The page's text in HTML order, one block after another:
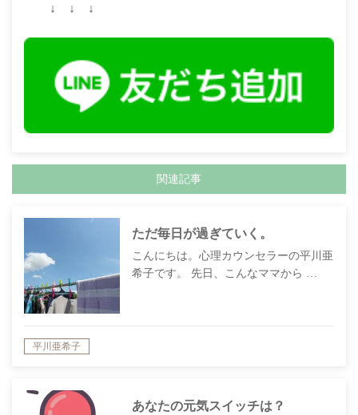
↓ ↓ ↓
関連記事
ただ毎日が過ぎていく。
こんにちは。心理カウンセラーの平川亜
希子です。 先日、こんなママから …
平川亜希子
あなたの元気スイッチは？